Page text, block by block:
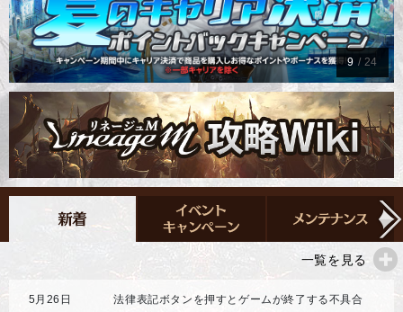
10 / 24
一覧を見る
5月26日 法律表記ボタンを押すとゲームが終了する不具合